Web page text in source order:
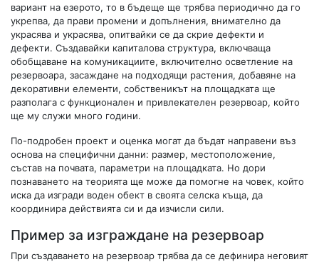
вариант на езерото, то в бъдеще ще трябва периодично да го
укрепва, да прави промени и допълнения, внимателно да
украсява и украсява, опитвайки се да скрие дефекти и
дефекти. Създавайки капиталова структура, включваща
обобщаване на комуникациите, включително осветление на
резервоара, засаждане на подходящи растения, добавяне на
декоративни елементи, собственикът на площадката ще
разполага с функционален и привлекателен резервоар, който
ще му служи много години.
По-подробен проект и оценка могат да бъдат направени въз
основа на специфични данни: размер, местоположение,
състав на почвата, параметри на площадката. Но дори
познаването на теорията ще може да помогне на човек, който
иска да изгради воден обект в своята селска къща, да
координира действията си и да изчисли сили.
Пример за изграждане на резервоар
При създаването на резервоар трябва да се дефинира неговият